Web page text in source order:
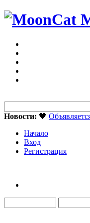
Новости: 🖤
Начало
Вход
Регистрация